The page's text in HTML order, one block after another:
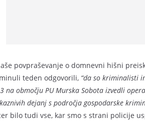
povpraševanje o domnevni hišni
teden odgovorili, “da so kriminalisti
na območju PU Murska Sobota izvedli
dejanj s področja gospodarske
bilo tudi vse, kar smo s strani policije